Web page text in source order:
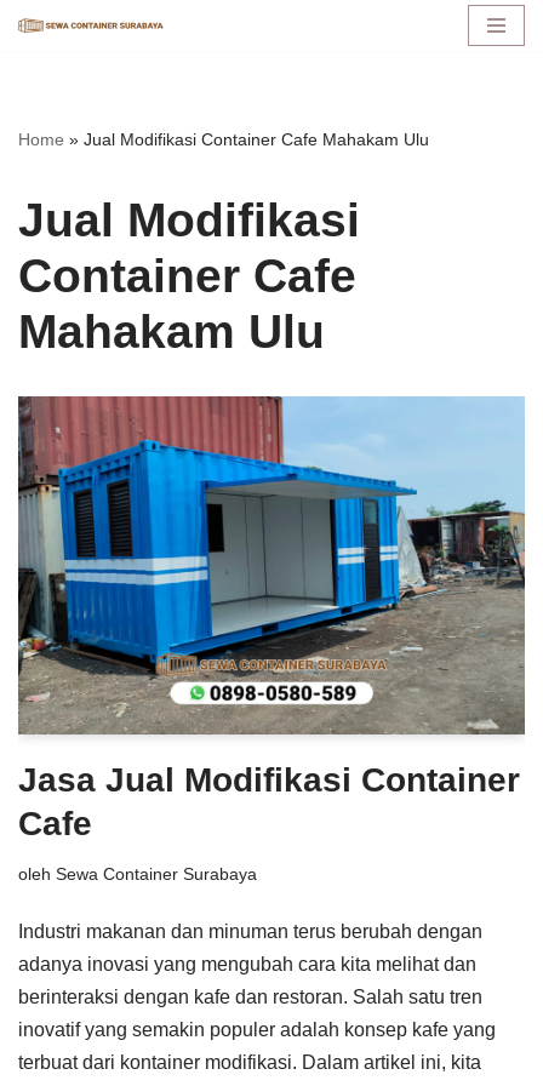
konten
Home » Jual Modifikasi Container Cafe Mahakam Ulu
Jual Modifikasi
Container Cafe
Mahakam Ulu
Jasa Jual Modifikasi Container
Cafe
oleh Sewa Container Surabaya
Industri makanan dan minuman terus berubah dengan
adanya inovasi yang mengubah cara kita melihat dan
berinteraksi dengan kafe dan restoran. Salah satu tren
inovatif yang semakin populer adalah konsep kafe yang
terbuat dari kontainer modifikasi. Dalam artikel ini, kita